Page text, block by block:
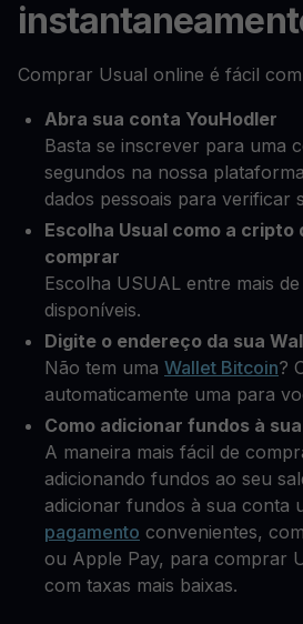
Comprar Usual online é fácil
Abra sua conta YouHodler
Basta se inscrever para uma
segundos na nossa
dados pessoais para verificar
Escolha Usual como a cripto
comprar
Escolha USUAL entre mais
disponíveis.
Digite o endereço da sua
Não tem uma Wallet Bitcoin?
automaticamente uma para
Como adicionar fundos à
A maneira mais fácil de
adicionando fundos ao seu
adicionar fundos à sua conta
pagamento convenientes,
ou Apple Pay, para comprar
com taxas mais baixas.